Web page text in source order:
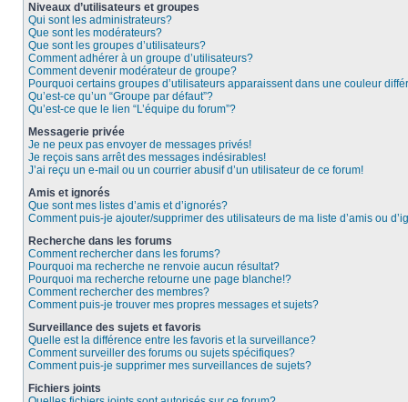
Niveaux d’utilisateurs et groupes
Qui sont les administrateurs?
Que sont les modérateurs?
Que sont les groupes d’utilisateurs?
Comment adhérer à un groupe d’utilisateurs?
Comment devenir modérateur de groupe?
Pourquoi certains groupes d’utilisateurs apparaissent dans une couleur
Qu’est-ce qu’un “Groupe par défaut”?
Qu’est-ce que le lien “L’équipe du forum”?
Messagerie privée
Je ne peux pas envoyer de messages privés!
Je reçois sans arrêt des messages indésirables!
J’ai reçu un e-mail ou un courrier abusif d’un utilisateur de ce forum!
Amis et ignorés
Que sont mes listes d’amis et d’ignorés?
Comment puis-je ajouter/supprimer des utilisateurs de ma liste d’amis ou
Recherche dans les forums
Comment rechercher dans les forums?
Pourquoi ma recherche ne renvoie aucun résultat?
Pourquoi ma recherche retourne une page blanche!?
Comment rechercher des membres?
Comment puis-je trouver mes propres messages et sujets?
Surveillance des sujets et favoris
Quelle est la différence entre les favoris et la surveillance?
Comment surveiller des forums ou sujets spécifiques?
Comment puis-je supprimer mes surveillances de sujets?
Fichiers joints